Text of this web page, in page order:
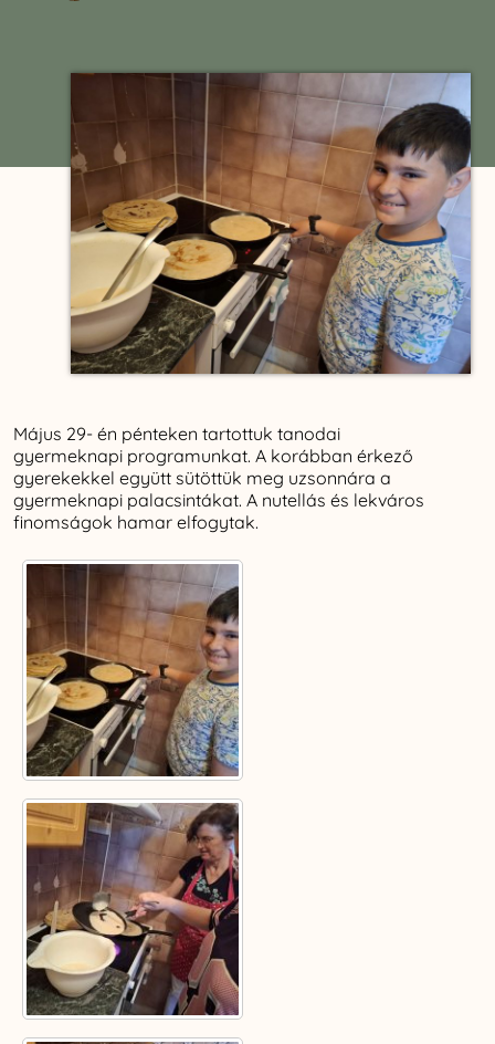
Május 29- én pénteken tartottuk tanodai
gyermeknapi programunkat. A korábban érkező
gyerekekkel együtt sütöttük meg uzsonnára a
gyermeknapi palacsintákat. A nutellás és lekváros
finomságok hamar elfogytak.